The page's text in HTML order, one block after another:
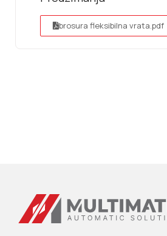
brosura fleksibilna vrata.pdf